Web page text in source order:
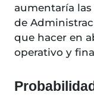
aumentaría
de
que hacer en
operativo y